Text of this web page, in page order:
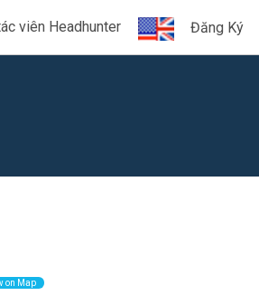
viên Headhunter Đăng Ký
on Map